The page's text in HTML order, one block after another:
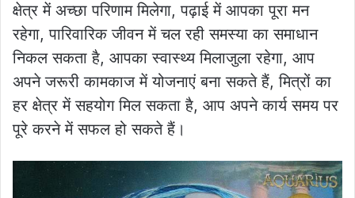
क्षेत्र में अच्छा परिणाम मिलेगा, पढ़ाई में आपका पूरा मन
रहेगा, पारिवारिक जीवन में चल रही समस्या का समाधान
निकल सकता है, आपका स्वास्थ्य मिलाजुला रहेगा, आप
अपने जरूरी कामकाज में योजनाएं बना सकते हैं, मित्रों का
हर क्षेत्र में सहयोग मिल सकता है, आप अपने कार्य समय पर
पूरे करने में सफल हो सकते हैं।